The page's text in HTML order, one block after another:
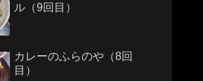
ル（9回目）
カレーのふらのや（8回
目）